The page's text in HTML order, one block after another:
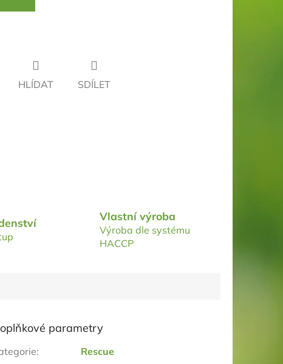
HLÍDAT SDÍLET
Vlastní výroba
Výroba dle systému
HACCP
parametry
:
Rescue